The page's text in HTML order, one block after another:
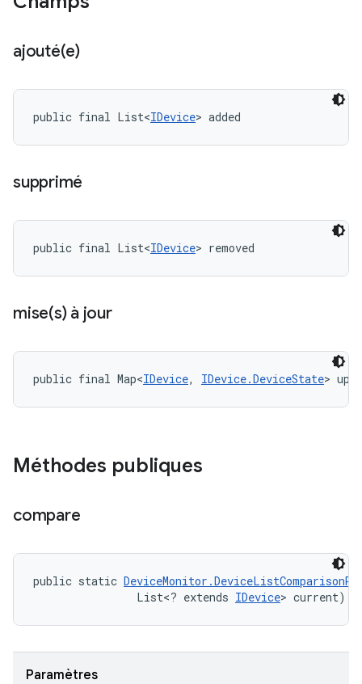
ajouté(e)
public final List<IDevice> added
supprimé
public final List<IDevice> removed
mise(s) à jour
public final Map<IDevice, IDevice.DeviceState>
Méthodes publiques
compare
public static
                List<? extends
IDevice> current)
Paramètres